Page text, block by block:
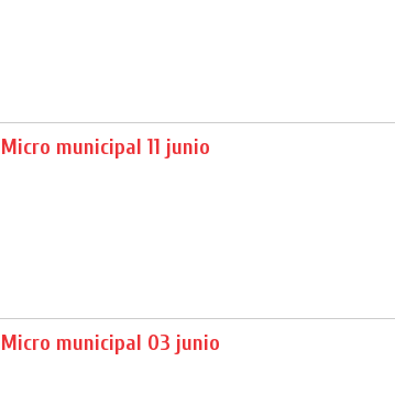
Micro municipal 11 junio
Micro municipal 03 junio